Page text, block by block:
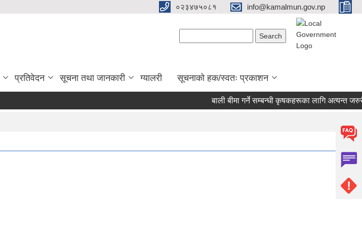
०२३४७५०८१ info@kamalmun.gov.np
प्रतिवेदन सूचना तथा जानकारी ग्यालरी सूचनाको हक/स्वतः प्रकाशन
बाली बीमा गर्ने सम्बन्धी कृषकहरूका लागि अत्यन्त